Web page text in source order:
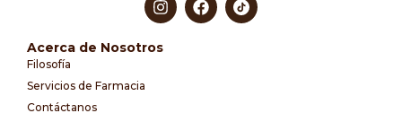
Acerca de Nosotros
Filosofía
Servicios de Farmacia
Contáctanos